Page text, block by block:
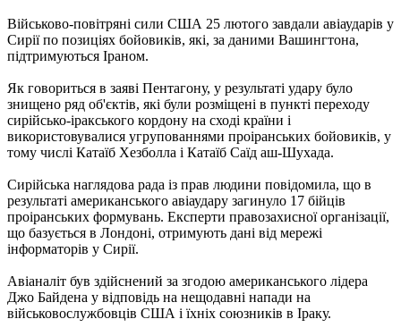
Військово-повітряні сили США 25 лютого завдали авіаударів у
Сирії по позиціях бойовиків, які, за даними Вашингтона,
підтримуються Іраном.
Як говориться в заяві Пентагону, у результаті удару було
знищено ряд об'єктів, які були розміщені в пункті переходу
сирійсько-іракського кордону на сході країни і
використовувалися угрупованнями проіранських бойовиків, у
тому числі Катаїб Хезболла і Катаїб Саїд аш-Шухада.
Сирійська наглядова рада із прав людини повідомила, що в
результаті американського авіаудару загинуло 17 бійців
проіранських формувань. Експерти правозахисної організації,
що базується в Лондоні, отримують дані від мережі
інформаторів у Сирії.
Авіаналіт був здійснений за згодою американського лідера
Джо Байдена у відповідь на нещодавні напади на
військовослужбовців США і їхніх союзників в Іраку.